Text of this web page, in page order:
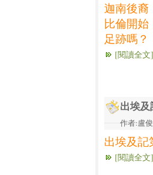
迦南後裔
比倫開
足跡嗎？
[閱讀全文]
出埃及
作者:盧
出埃及記
[閱讀全文]